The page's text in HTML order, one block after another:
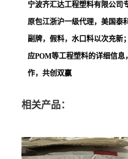
宁波齐汇达工程塑料有限公司
原包江浙沪一级代理，美国泰
副牌，假料，水口料以次充新
应POM等工程塑料的详细信
作，共创双赢
相关产品：